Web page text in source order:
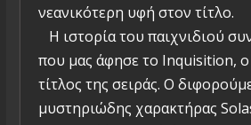
νεανικότερη υφή στον τίτλο.
Η ιστορία του παιχνιδιού
που μας άφησε το Inquisition,
τίτλος της σειράς. Ο
μυστηριώδης χαρακτήρας